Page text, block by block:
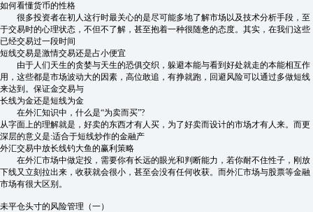
如何看懂货币的性格
很多投资者在初人这行时最关心的是尽可能多地了解市场以及技术分析手段，至
于交易时的心理状态，不但不了解，甚至抱着一种很随惫的态度。其实，在我们这些
已经交易过一段时间
短线交易是激情交易还是占小便宜
由于人们天生的贪婪与天生的恐俱交织，躲避本能与看到好处就走的本能相互作
用，这些都是市场波动大的因素，高位敢追，有挣就跑，回避风险可以通过多做短线
来达到。保证金交易与
长线为金还是短线为金
在外汇知识中，什么是“为卖而买”?
从字面上的理解就是，好卖的东西才有人买，为了好卖而设计的市场才有人来。而更
深层的意义是:适合于短线炒作的金融产
外汇交易中放长线钓大鱼的赢利策略
在外汇市场中做定投，需要你有长远的眼光和判断能力，若你耐不住性子，刚放
下线又立刻拉出来，收获就会很小，甚至会没有任何收获。而外汇市场与股票等金融
市场有很大区别。
未平仓头寸的风险管理（一）